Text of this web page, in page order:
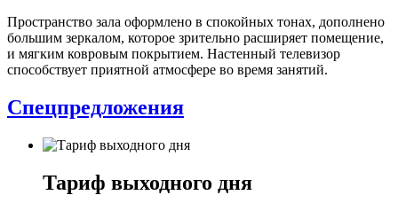
Пространство зала оформлено в спокойных тонах, дополнено
большим зеркалом, которое зрительно расширяет помещение,
и мягким ковровым покрытием. Настенный телевизор
способствует приятной атмосфере во время занятий.
Спецпредложения
Тариф выходного дня